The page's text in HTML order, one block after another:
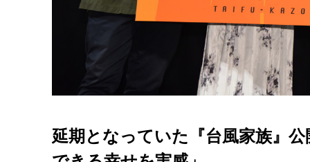
延期となっていた『台風家族』